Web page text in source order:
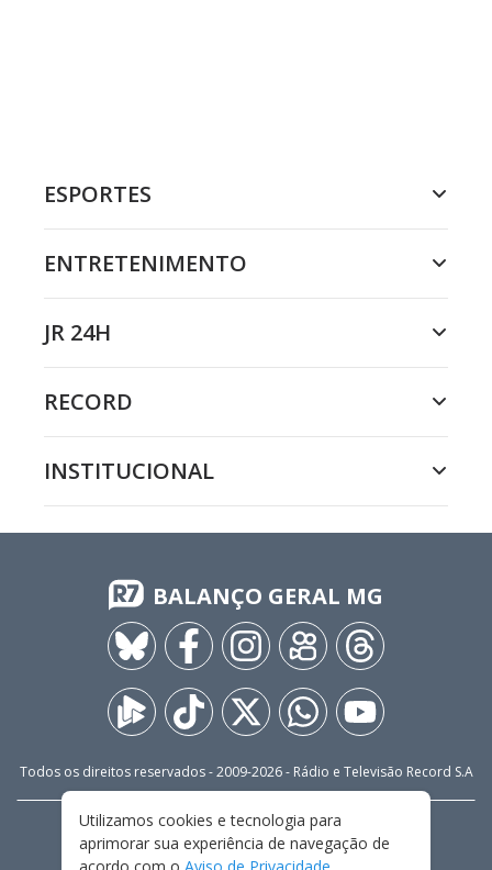
ESPORTES
ENTRETENIMENTO
JR 24H
RECORD
INSTITUCIONAL
BALANÇO GERAL MG
Todos os direitos reservados - 2009-2026- Rádio e Televisão Record S.A
FALE CONOSCO
PRIVACIDADE
TERMOS E CONDIÇÕES DE USO
Utilizamos cookies e tecnologia para
aprimorar sua experiência de navegação de